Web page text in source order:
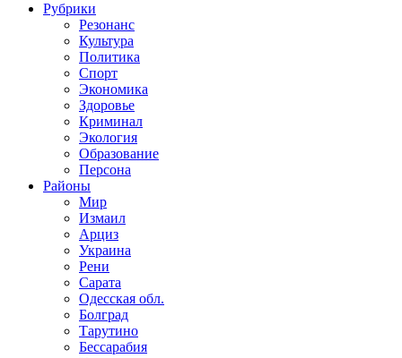
Рубрики
Резонанс
Культура
Политика
Спорт
Экономика
Здоровье
Криминал
Экология
Образование
Персона
Районы
Мир
Измаил
Арциз
Украина
Рени
Сарата
Одесская обл.
Болград
Тарутино
Бессарабия